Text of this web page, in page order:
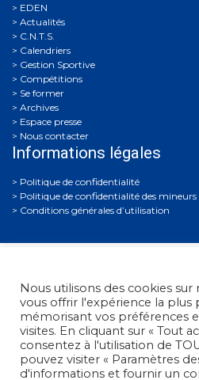
EDEN
Actualités
C.N.T.S.
Calendriers
Gestion Sportive
Compétitions
Se former
Archives
Espace presse
Nous contacter
Informations légales
Politique de confidentialité
Politique de confidentialité des mineurs
Conditions générales d’utilisation
Fédération Française de Tir•
• Tél. : +33 (0)1 58
Nous utilisons des cookies
vous offrir l'expérience la plus
mémorisant vos préférences
visites. En cliquant sur « Tout
consentez à l'utilisation de
pouvez visiter « Paramètres
d'informations et fournir un